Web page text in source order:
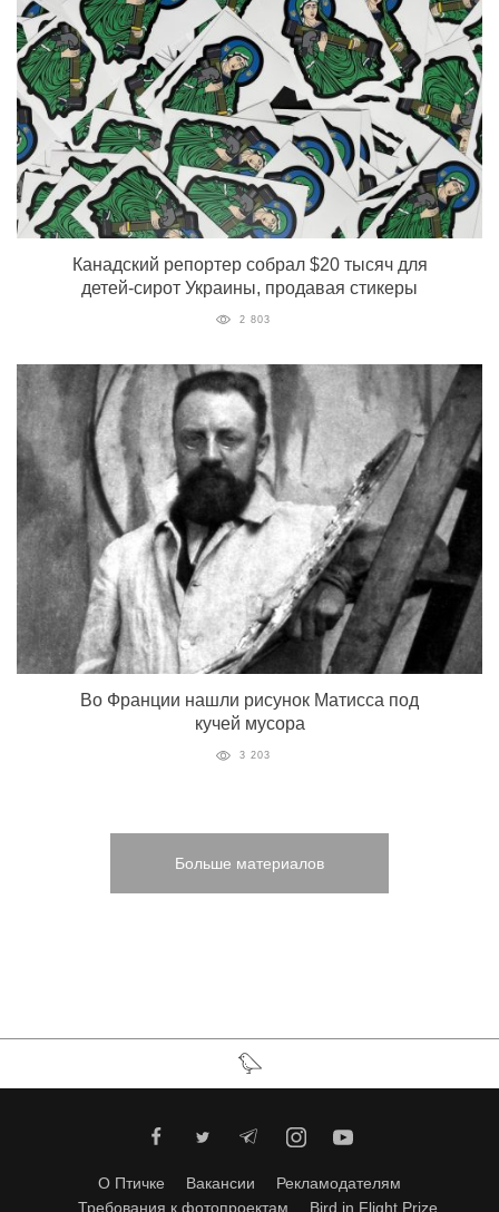
Канадский репортер собрал $20 тысяч для
детей-сирот Украины, продавая стикеры
2 803
Во Франции нашли рисунок Матисса под
кучей мусора
3 203
Больше материалов
О Птичке Вакансии
Рекламодателям
Требования к фотопроектам
Bird in Flight Prize